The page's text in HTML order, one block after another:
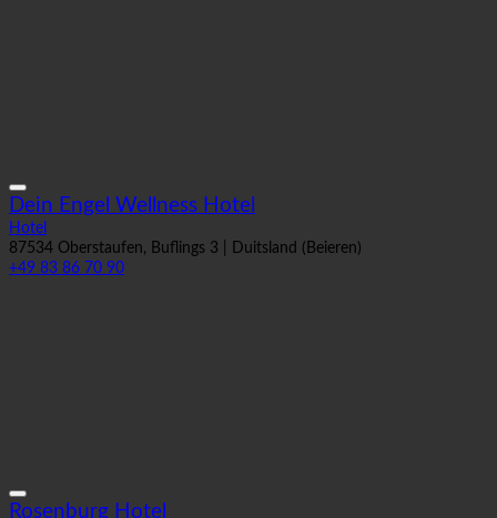
Dein Engel Wellness Hotel
Hotel
87534 Oberstaufen, Buflings 3 | Duitsland (Beieren)